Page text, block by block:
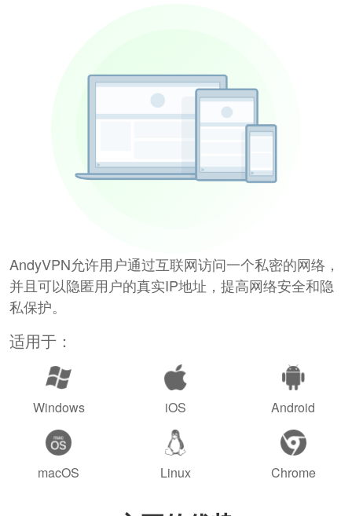
AndyVPN允许用户通过互联网访问一个私密的网络，
并且可以隐匿用户的真实IP地址，提高网络安全和隐
私保护。
适用于：
Windows iOS Android
macOS Linux Chrome